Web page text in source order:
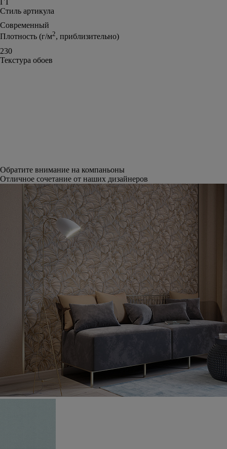
ГТ
Стиль артикула
Современный
Плотность (г/м2, приблизительно)
230
Текстура обоев
Обратите внимание на компаньоны
Отличное сочетание от наших дизайнеров